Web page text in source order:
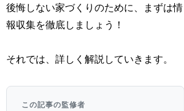
後悔しない家づくりのために、まずは情
報収集を徹底しましょう！
それでは、詳しく解説していきます。
この記事の監修者